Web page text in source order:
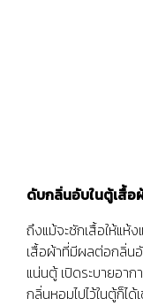
ดับกลิ่นอับในตู้เสื้อ
ถึงแม้จะซักเสื้อให้แห้
เสื้อผ้าที่มีผลต่อกลิ่นอั
แน่นตู้ เปิดระบายอา
กลิ่นหอมไปไว้ในตู้ก็ได้